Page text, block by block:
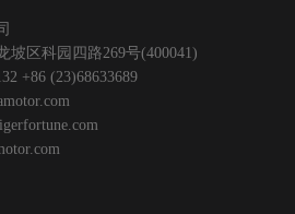
坡区科园四路269号(400041)
+86 (23)68633689